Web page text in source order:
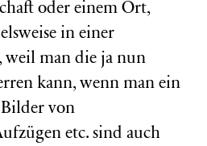
oder einem Ort,
in einer
weil man die ja nun
kann, wenn man ein
von
etc. sind auch